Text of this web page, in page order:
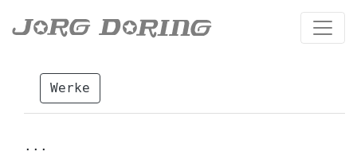
Werke
...